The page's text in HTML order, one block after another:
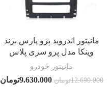
مانیتور اندروید پژو پارس برند
وینکا مدل پرو سری پلاس
مانیتور خودرو
12.690.000تومان 9.630.000تومان